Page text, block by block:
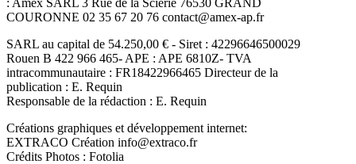
COURONNE 02 35 67 20 76 contact@amex-ap.fr
SARL au capital de 54.250,00 € - Siret : 42296646500029
Rouen B 422 966 465- APE : APE 6810Z- TVA
intracommunautaire : FR18422966465 Directeur de la
publication : E. Requin
Responsable de la rédaction : E. Requin
Créations graphiques et développement internet:
EXTRACO Création info@extraco.fr
Crédits Photos : Fotolia